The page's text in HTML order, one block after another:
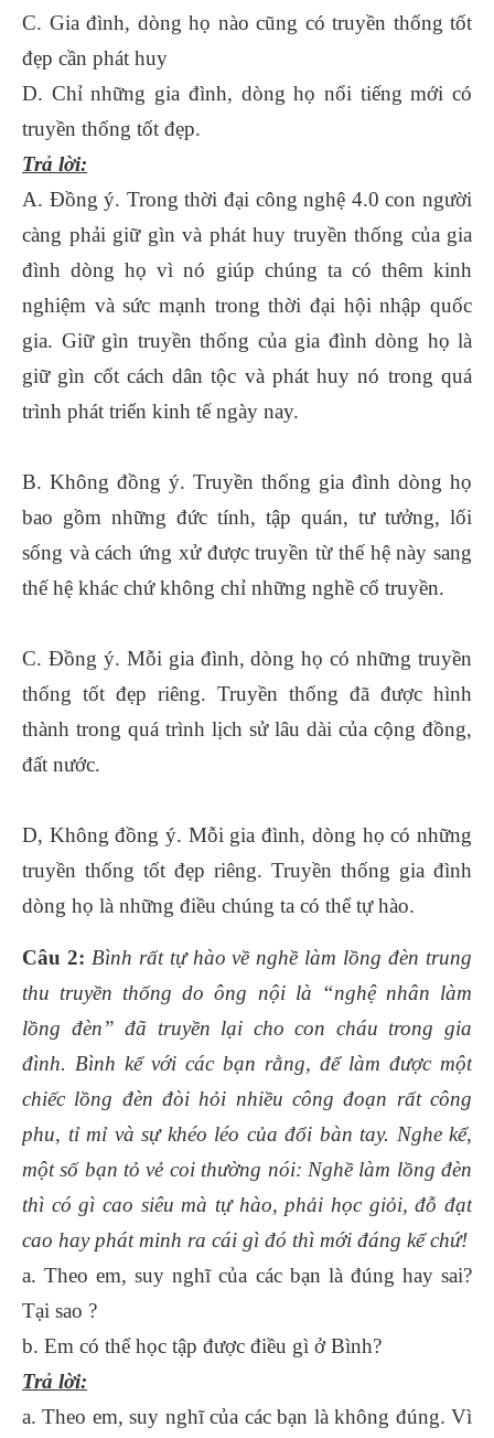
C. Gia đình, dòng họ nào cũng có truyền thống tốt
đẹp cần phát huy
D. Chỉ những gia đình, dòng họ nổi tiếng mới có
truyền thống tốt đẹp.
Trả lời:
A. Đồng ý. Trong thời đại công nghệ 4.0 con người
càng phải giữ gìn và phát huy truyền thống của gia
đình dòng họ vì nó giúp chúng ta có thêm kinh
nghiệm và sức mạnh trong thời đại hội nhập quốc
gia. Giữ gìn truyền thống của gia đình dòng họ là
giữ gìn cốt cách dân tộc và phát huy nó trong quá
trình phát triển kinh tế ngày nay.
B. Không đồng ý. Truyền thống gia đình dòng họ
bao gồm những đức tính, tập quán, tư tưởng, lối
sống và cách ứng xử được truyền từ thế hệ này sang
thế hệ khác chứ không chỉ những nghề cổ truyền.
C. Đồng ý. Mỗi gia đình, dòng họ có những truyền
thống tốt đẹp riêng. Truyền thống đã được hình
thành trong quá trình lịch sử lâu dài của cộng đồng,
đất nước.
D, Không đồng ý. Mỗi gia đình, dòng họ có những
truyền thống tốt đẹp riêng. Truyền thống gia đình
dòng họ là những điều chúng ta có thể tự hào.
Câu 2: Bình rất tự hào về nghề làm lồng đèn trung
thu truyền thống do ông nội là “nghệ nhân làm
lồng đèn” đã truyền lại cho con cháu trong gia
đình. Bình kể với các bạn rằng, để làm được một
chiếc lồng đèn đòi hỏi nhiều công đoạn rất công
phu, tỉ mỉ và sự khéo léo của đổi bàn tay. Nghe kể,
một số bạn tỏ vẻ coi thường nói: Nghề làm lồng đèn
thì có gì cao siêu mà tự hào, phải học giỏi, đỗ đạt
cao hay phát minh ra cái gì đó thì mới đáng kể chứ!
a. Theo em, suy nghĩ của các bạn là đúng hay sai?
Tại sao ?
b. Em có thể học tập được điều gì ở Bình?
Trả lời:
a. Theo em, suy nghĩ của các bạn là không đúng. Vì